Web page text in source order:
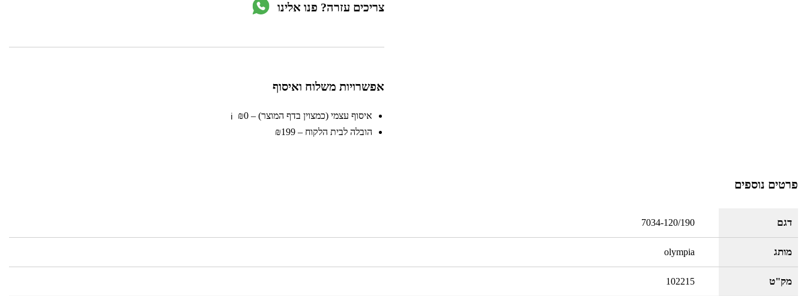
צריכים עזרה? פנו אלינו
אפשרויות משלוח ואיסוף
איסוף עצמי (כמצוין בדף המוצר) – ₪0 ℹ️
הובלה לבית הלקוח – ₪199
פרטים נוספים
דגם 7034-120/190
מותג olympia
מק"ט 102215